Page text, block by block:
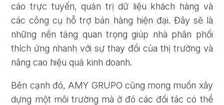
cáo trực tuyến, quản trị dữ liệu khách hàng và
các công cụ hỗ trợ bán hàng hiện đại. Đây sẽ là
những nền tảng quan trọng giúp nhà phân phối
thích ứng nhanh với sự thay đổi của thị trường và
nâng cao hiệu quả kinh doanh.
Bên cạnh đó, AMY GRUPO cũng mong muốn xây
dựng một môi trường mà ở đó các đối tác có thể